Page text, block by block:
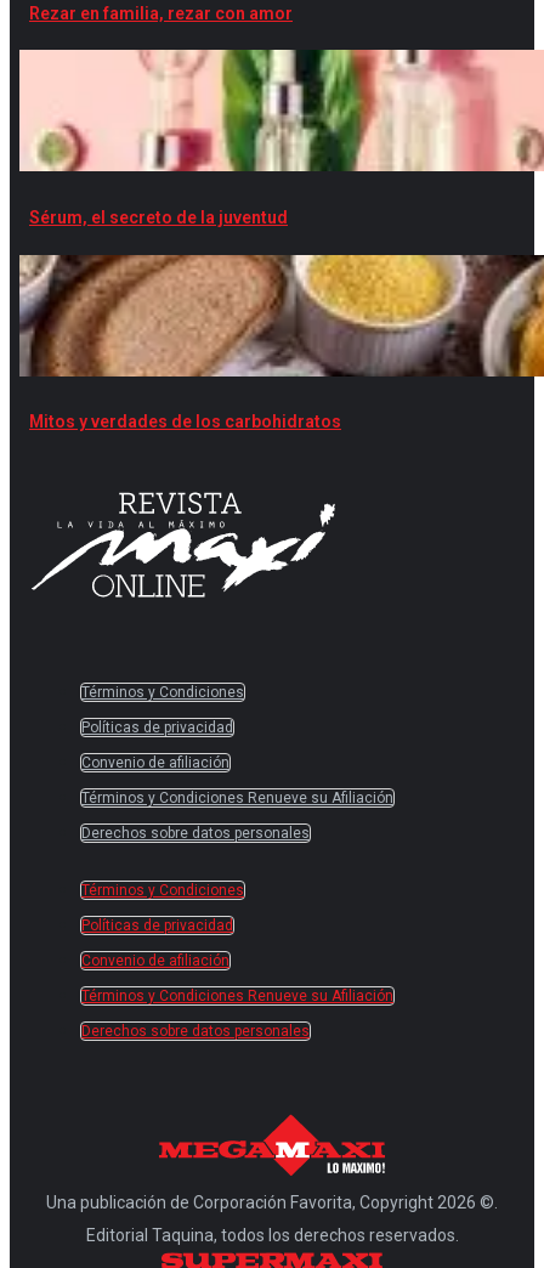
Rezar en familia, rezar con amor
Sérum, el secreto de la juventud
Mitos y verdades de los carbohidratos
Términos y Condiciones
Políticas de privacidad
Convenio de afiliación
Términos y Condiciones Renueve su Afiliación
Derechos sobre datos personales
Términos y Condiciones
Políticas de privacidad
Convenio de afiliación
Términos y Condiciones Renueve su Afiliación
Derechos sobre datos personales
Una publicación de Corporación Favorita, Copyright 2026 ©.
Editorial Taquina, todos los derechos reservados.